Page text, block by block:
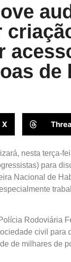
de
X
nesta terça-
para
Nacional de
Rodoviária
civil para
de milhares de